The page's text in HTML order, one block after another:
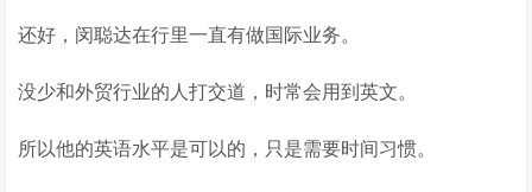
还好，闵聪达在行里一直有做国际业务。
没少和外贸行业的人打交道，时常会用到英文。
所以他的英语水平是可以的，只是需要时间习惯。